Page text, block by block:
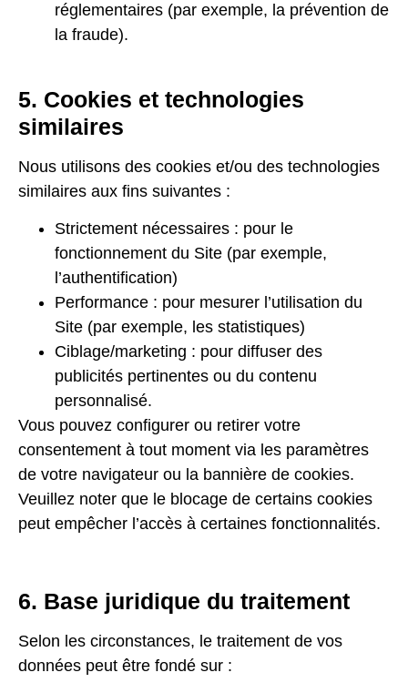
réglementaires (par exemple, la prévention de
la fraude).
5. Cookies et technologies
similaires
Nous utilisons des cookies et/ou des technologies
similaires aux fins suivantes :
Strictement nécessaires : pour le
fonctionnement du Site (par exemple,
l’authentification)
Performance : pour mesurer l’utilisation du
Site (par exemple, les statistiques)
Ciblage/marketing : pour diffuser des
publicités pertinentes ou du contenu
personnalisé.
Vous pouvez configurer ou retirer votre
consentement à tout moment via les paramètres
de votre navigateur ou la bannière de cookies.
Veuillez noter que le blocage de certains cookies
peut empêcher l’accès à certaines fonctionnalités.
6. Base juridique du traitement
Selon les circonstances, le traitement de vos
données peut être fondé sur :